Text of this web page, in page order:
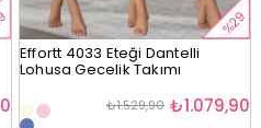
%29
Effortt 4033 Eteği Dantelli
Lohusa Gecelik Takımı
₺1.079,90
₺1.529,90